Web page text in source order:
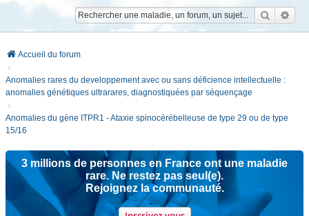
Accueil du forum
Anomalies rares du developpement avec ou sans déficience intellectuelle :
anomalies génétiques ultrarares, diagnostiquées par séquençage
Anomalies du gène ITPR1 - Ataxie spinocérébelleuse de type 29 ou de type
15/16
3 millions de personnes en France ont une maladie
rare. Ne restez pas seul(e).
Rejoignez la communauté.